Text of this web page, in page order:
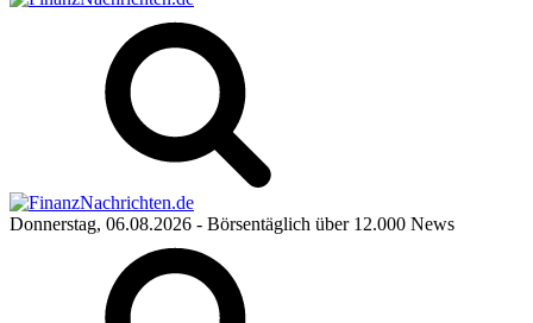
Donnerstag, 06.08.2026 - Börsentäglich über 12.000 News